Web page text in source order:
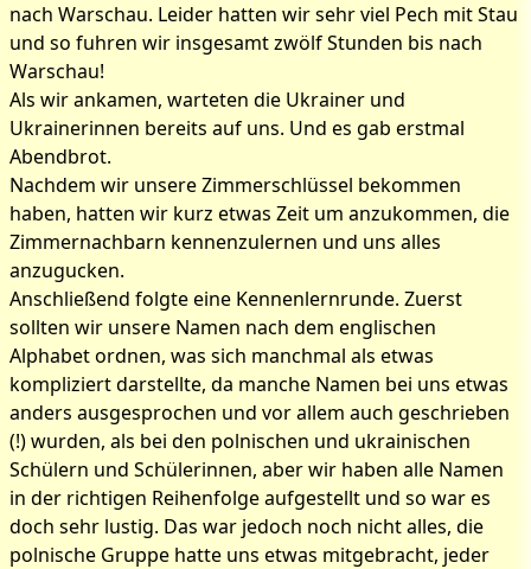
nach Warschau. Leider hatten wir sehr viel Pech mit Stau
und so fuhren wir insgesamt zwölf Stunden bis nach
Warschau!
Als wir ankamen, warteten die Ukrainer und
Ukrainerinnen bereits auf uns. Und es gab erstmal
Abendbrot.
Nachdem wir unsere Zimmerschlüssel bekommen
haben, hatten wir kurz etwas Zeit um anzukommen, die
Zimmernachbarn kennenzulernen und uns alles
anzugucken.
Anschließend folgte eine Kennenlernrunde. Zuerst
sollten wir unsere Namen nach dem englischen
Alphabet ordnen, was sich manchmal als etwas
kompliziert darstellte, da manche Namen bei uns etwas
anders ausgesprochen und vor allem auch geschrieben
(!) wurden, als bei den polnischen und ukrainischen
Schülern und Schülerinnen, aber wir haben alle Namen
in der richtigen Reihenfolge aufgestellt und so war es
doch sehr lustig. Das war jedoch noch nicht alles, die
polnische Gruppe hatte uns etwas mitgebracht, jeder
Bilder zum Artikel:
Warschau 1